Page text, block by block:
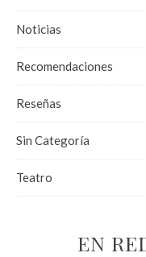
Noticias
Recomendaciones
Reseñas
Sin Categoría
Teatro
EN